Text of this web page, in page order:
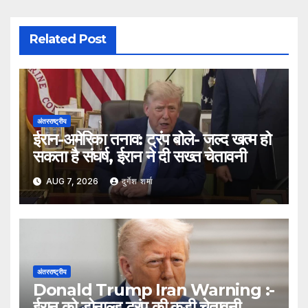
Related Post
अंतरराष्ट्रीय
ईरान-अमेरिका तनाव: ट्रंप बोले- जल्द खत्म हो
सकता है संघर्ष, ईरान ने दी सख्त चेतावनी
AUG 7, 2026 दुर्गेश शर्मा
अंतरराष्ट्रीय
Donald Trump Iran Warning :-